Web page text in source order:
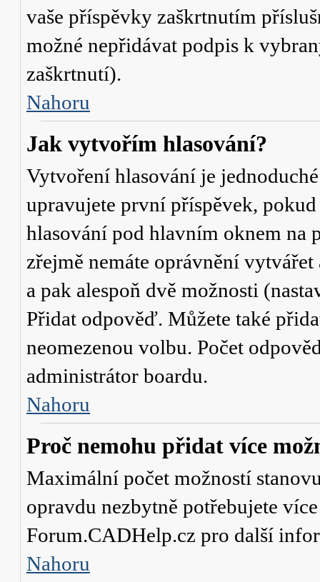
vaše příspěvky zaškrtnutím
možné nepřidávat podpis k
zaškrtnutí).
Nahoru
Jak vytvořím hlasování?
Vytvoření hlasování je
upravujete první příspěvek,
hlasování pod hlavním oknem na
zřejmě nemáte oprávnění
a pak alespoň dvě možnosti
Přidat odpověď. Můžete také
neomezenou volbu. Počet
administrátor boardu.
Nahoru
Proč nemohu přidat více
Maximální počet možností
opravdu nezbytně potřebujete
Forum.CADHelp.cz pro další
Nahoru